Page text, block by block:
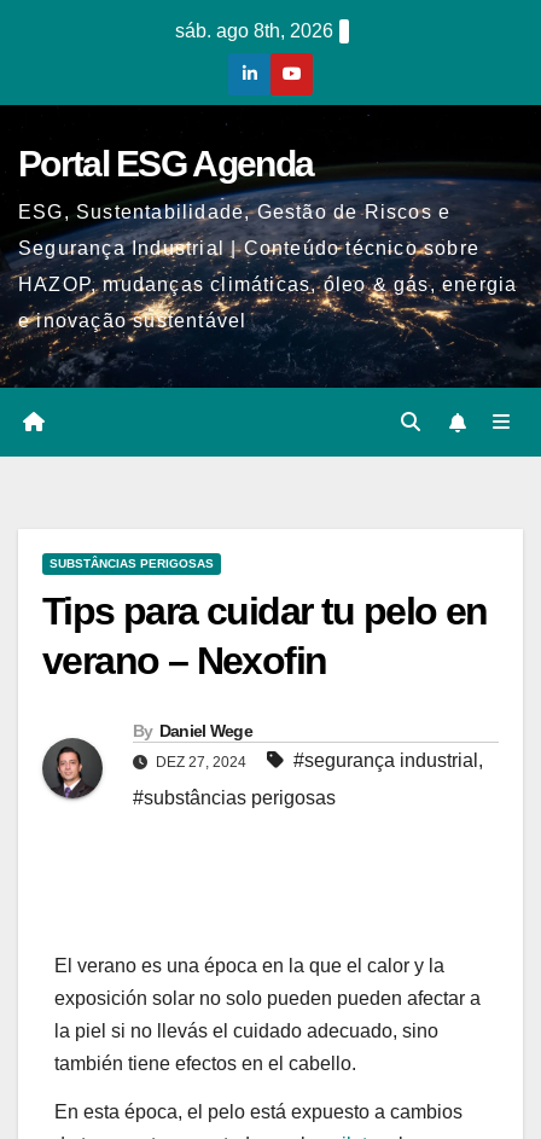
sáb. ago 8th, 2026
Portal ESG Agenda
ESG, Sustentabilidade, Gestão de Riscos e
Segurança Industrial | Conteúdo técnico sobre
HAZOP, mudanças climáticas, óleo & gás, energia
e inovação sustentável
SUBSTÂNCIAS PERIGOSAS
Tips para cuidar tu pelo en
verano – Nexofin
By Daniel Wege
DEZ 27, 2024 #segurança industrial ,
#substâncias perigosas
El verano es una época en la que el calor y la
exposición solar no solo pueden pueden afectar a
la piel si no llevás el cuidado adecuado, sino
también tiene efectos en el cabello.
En esta época, el pelo está expuesto a cambios